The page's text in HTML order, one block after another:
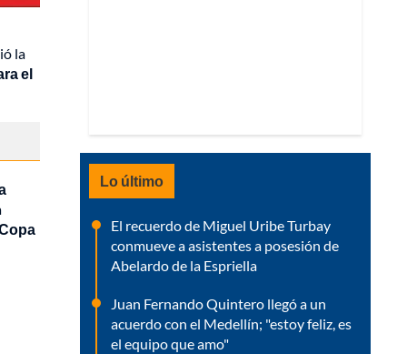
la
el
Lo último
El recuerdo de Miguel Uribe Turbay
conmueve a asistentes a posesión de
Abelardo de la Espriella
Juan Fernando Quintero llegó a un
acuerdo con el Medellín; "estoy feliz, es
el equipo que amo"